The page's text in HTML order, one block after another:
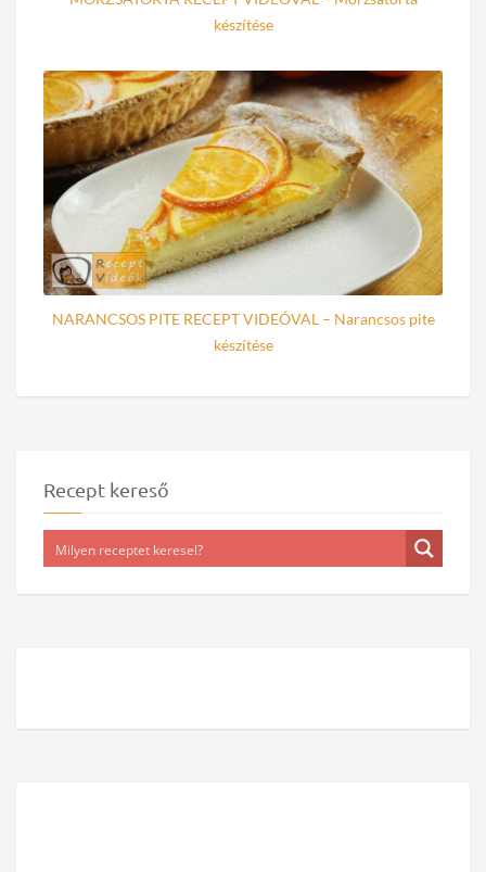
készítése
NARANCSOS PITE RECEPT VIDEÓVAL – Narancsos pite
készítése
Recept kereső